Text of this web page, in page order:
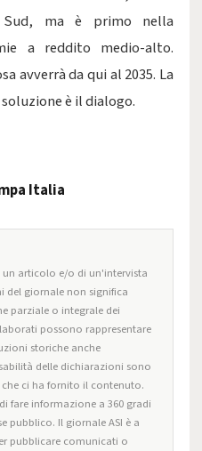
ma è primo nella
a reddito medio-alto.
avverrà da qui al 2035. La
è il dialogo.
Italia
un articolo e/o di un'intervista
del giornale non significa
parziale o integrale dei
possono rappresentare
storiche anche
delle dichiarazioni sono
ci ha fornito il contenuto.
fare informazione a 360 gradi
pubblico. Il giornale ASI è a
pubblicare comunicati o